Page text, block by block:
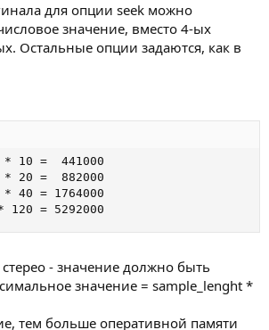
для опции seek можно
значение, вместо 4-ых
Остальные опции задаются, как в
10 =  441000
20 =  882000
40 = 1764000
= 5292000
- значение должно быть
значение = sample_lenght *
тем больше оперативной памяти